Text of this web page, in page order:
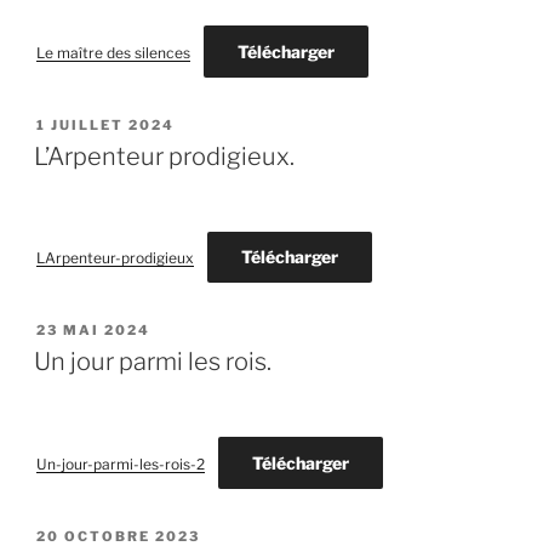
Le maître des silences Télécharger
PUBLIÉ
LE
1 JUILLET 2024
L’Arpenteur prodigieux.
LArpenteur-prodigieux Télécharger
PUBLIÉ
LE
23 MAI 2024
Un jour parmi les rois.
Un-jour-parmi-les-rois-2 Télécharger
PUBLIÉ
20 OCTOBRE 2023